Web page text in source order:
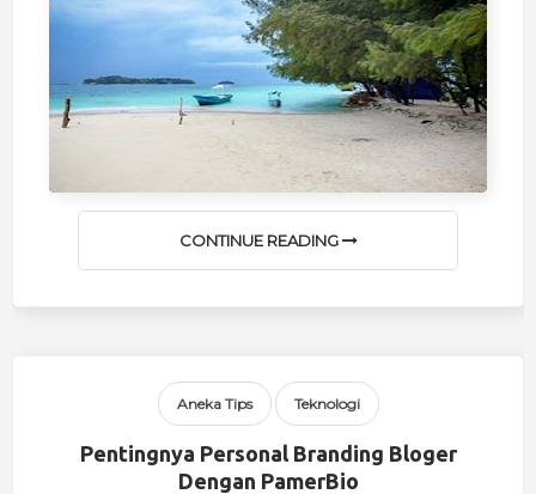
CONTINUE READING
Aneka Tips Teknologi
Pentingnya Personal Branding Bloger
Dengan PamerBio